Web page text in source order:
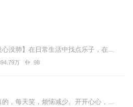
【解忧大队，没心没肺】在日常生活中找点乐子，在开怀大笑中烦恼洗涤纯属搬运，不喜别喷持续更新中耶您的订阅和关注是意瑾更新的动力,
万 98
搞笑我们是认真的，每天笑，烦恼减少。开开心心，快快乐乐，快快乐乐的过好每一天